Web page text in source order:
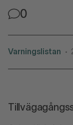
0
Varningslistan •